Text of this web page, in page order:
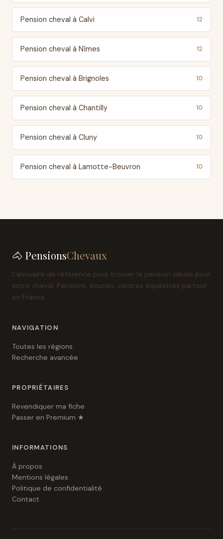
Pension cheval à Calvi 12
Pension cheval à Nîmes 12
Pension cheval à Brignoles 10
Pension cheval à Chantilly 10
Pension cheval à Cluny 10
Pension cheval à Lamotte-Beuvron 10
🐴 PensionsChevaux
L'annuaire de référence pour trouver la pension idéale pour
votre cheval. Pensions, écuries, centres équestres partout
en France.
NAVIGATION
Toutes les régions
Recherche avancée
PROPRIÉTAIRES
Revendiquer ma fiche
Passer en Premium ★
INFORMATIONS
À propos
Mentions légales
Politique de confidentialité
Contact